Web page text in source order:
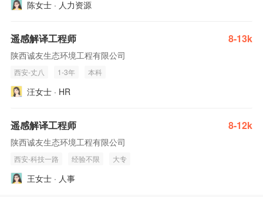
陈女士 · 人力资源
遥感解译工程师 8-13k
陕西诚友生态环境工程有限公司
西安-丈八 1-3年 本科
汪女士 · HR
遥感解译工程师 8-12k
陕西诚友生态环境工程有限公司
西安-科技一路 经验不限 大专
王女士 · 人事